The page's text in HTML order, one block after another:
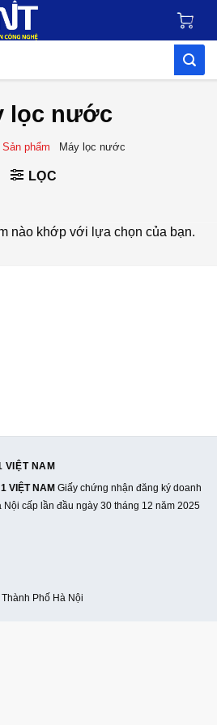
lọc nước
Sản phẩm Máy lọc nước
LỌC
nào khớp với lựa chọn của bạn.
VIỆT NAM
VIỆT NAM Giấy chứng nhận đăng ký doanh
cấp lần đầu ngày 30 tháng 12 năm 2025
Phố Hà Nội